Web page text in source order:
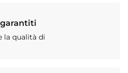
la qualità di